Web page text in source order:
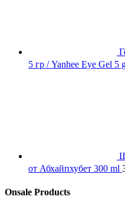
5 гр / Yanhee Eye Gel 5
от Абхайпхубет 300 ml
Onsale Products